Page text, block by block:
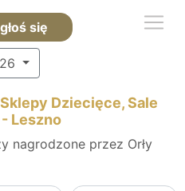
się
Dziecięce, Sale
Leszno
nagrodzone przez Orły